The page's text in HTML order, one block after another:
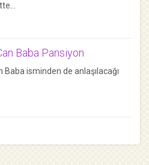
Baba Pansiyon
Baba isminden de anlaşılacağı